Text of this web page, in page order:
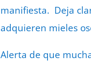
manifiesta. Deja
adquieren mieles
Alerta de que